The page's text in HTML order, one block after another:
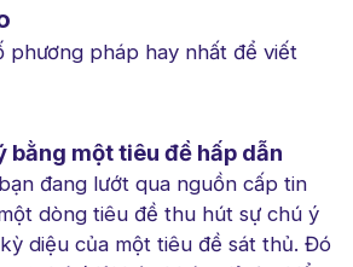
phương pháp hay nhất để viết
bằng một tiêu đề hấp dẫn
đang lướt qua nguồn cấp tin
dòng tiêu đề thu hút sự chú ý
diệu của một tiêu đề sát thủ. Đó